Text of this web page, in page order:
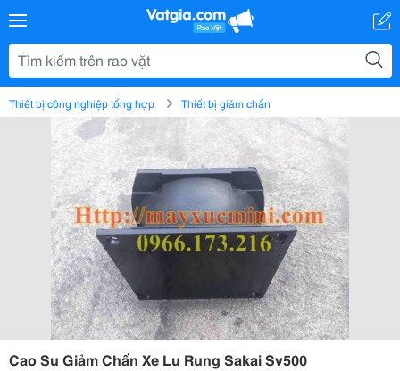
Thiết bị công nghiệp tổng hợp Thiết bị giảm chấn
Cao Su Giảm Chấn Xe Lu Rung Sakai Sv500